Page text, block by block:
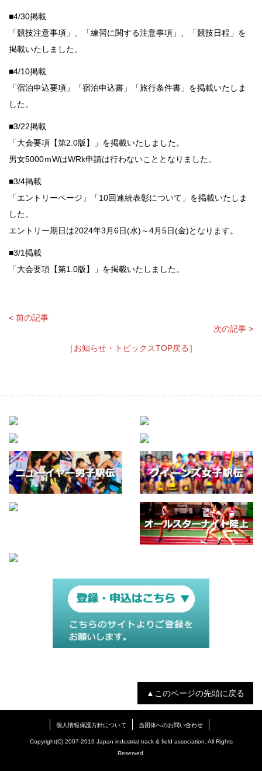
■4/30掲載
「競技注意事項」、「練習に関する注意事項」、「競技日程」を
掲載いたしました。
■4/10掲載
「宿泊申込要項」「宿泊申込書」「旅行条件書」を掲載いたしま
した。
■3/22掲載
「大会要項【第2.0版】」を掲載いたしました。
男女5000ｍWはWRk申請は行わないこととなりました。
■3/4掲載
「エントリーページ」「10回連続表彰について」を掲載いたしま
した。
エントリー期日は2024年3月6日(水)～4月5日(金)となります。
■3/1掲載
「大会要項【第1.0版】」を掲載いたしました。
< 前の記事
次の記事 >
［お知らせ・トピックスTOP戻る］
▲このページの先頭に戻る
個人情報保護方針について 当団体へのお問い合わせ
Copyright(C) 2007-2016 Japan industrial track & field association. All Rights
Reserved.